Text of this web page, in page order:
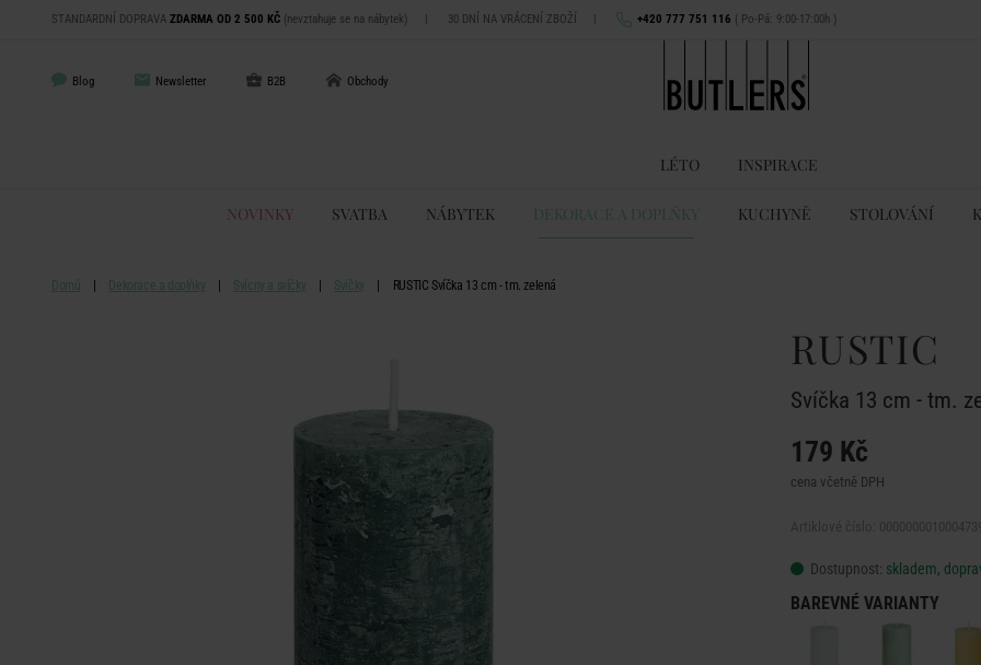
STANDARDNÍ DOPRAVA ZDARMA OD 2 500 KČ (nevztahuje se na nábytek) | 30 DNÍ NA VRÁCENÍ ZBOŽÍ | +420 777 751 116 ( Po-Pá: 9:00-17:00h )
Blog Newsletter B2B Obchody
LÉTO INSPIRACE
NOVINKY SVATBA NÁBYTEK DEKORACE A DOPLŇKY KUCHYNĚ STOLOVÁNÍ
Domů Dekorace a doplňky Svícny a svíčky Svíčky RUSTIC Svíčka 13 cm - tm. zelená
RUSTIC
Svíčka 13 cm - tm.
179 Kč
cena včetně DPH
Dostupnost: skladem,
BAREVNÉ VARIANTY